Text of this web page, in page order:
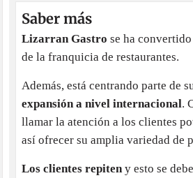
Saber más
Lizarran Gastro se ha
de la franquicia de restaurantes.
Además, está centrando parte de
expansión a nivel internacional.
llamar la atención a los clientes
así ofrecer su amplia variedad de
Los clientes repiteny esto se